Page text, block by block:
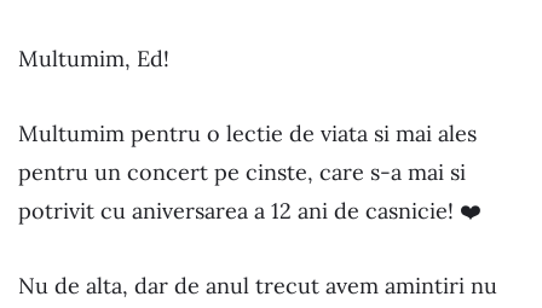
Multumim, Ed!
Multumim pentru o lectie de viata si mai ales
pentru un concert pe cinste, care s-a mai si
potrivit cu aniversarea a 12 ani de casnicie! ❤️
Nu de alta, dar de anul trecut avem amintiri nu